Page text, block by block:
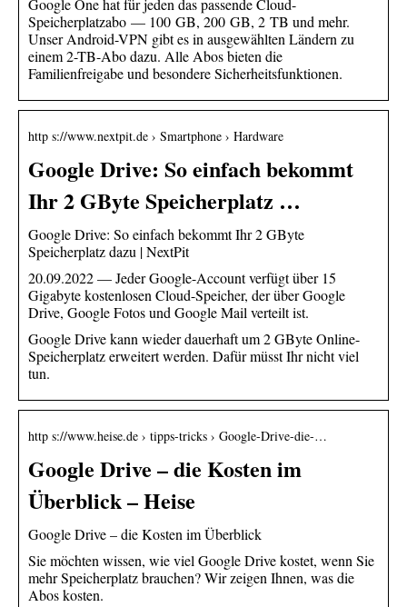
Google One hat für jeden das passende Cloud-
Speicherplatzabo — 100 GB, 200 GB, 2 TB und mehr.
Unser Android-VPN gibt es in ausgewählten Ländern zu
einem 2-TB-Abo dazu. Alle Abos bieten die
Familienfreigabe und besondere Sicherheitsfunktionen.
http s://www.nextpit.de › Smartphone › Hardware
Google Drive: So einfach bekommt
Ihr 2 GByte Speicherplatz …
Google Drive: So einfach bekommt Ihr 2 GByte
Speicherplatz dazu | NextPit
20.09.2022 — Jeder Google-Account verfügt über 15
Gigabyte kostenlosen Cloud-Speicher, der über Google
Drive, Google Fotos und Google Mail verteilt ist.
Google Drive kann wieder dauerhaft um 2 GByte Online-
Speicherplatz erweitert werden. Dafür müsst Ihr nicht viel
tun.
http s://www.heise.de › tipps-tricks › Google-Drive-die-…
Google Drive – die Kosten im
Überblick – Heise
Google Drive – die Kosten im Überblick
Sie möchten wissen, wie viel Google Drive kostet, wenn Sie
mehr Speicherplatz brauchen? Wir zeigen Ihnen, was die
Abos kosten.